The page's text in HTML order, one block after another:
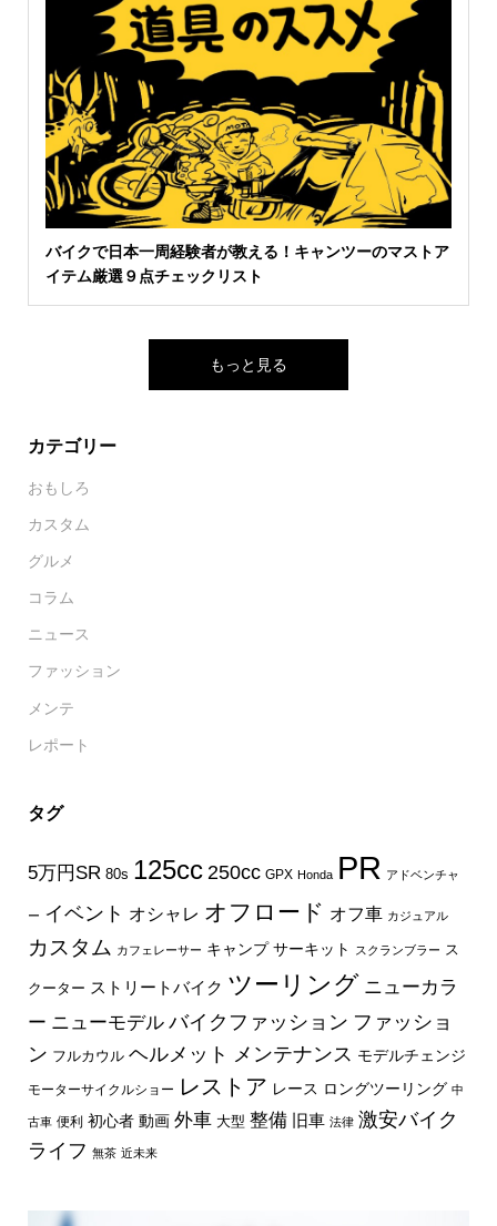
バイクで日本一周経験者が教える！キャンツーのマストア
イテム厳選９点チェックリスト
もっと見る
カテゴリー
おもしろ
カスタム
グルメ
コラム
ニュース
ファッション
メンテ
レポート
タグ
5万円SR 80s 125cc 250cc GPX Honda PR アドベンチャ
ー イベント オシャレ オフロード オフ車 カジュアル
カスタム カフェレーサー キャンプ サーキット スクランブラー ス
クーター ストリートバイク ツーリング ニューカラ
ー ニューモデル バイクファッション ファッショ
ン フルカウル ヘルメット メンテナンス モデルチェンジ
モーターサイクルショー レストア レース ロングツーリング 中
古車 便利 初心者 動画 外車 大型 整備 旧車 法律 激安バイク
ライフ 無茶 近未来